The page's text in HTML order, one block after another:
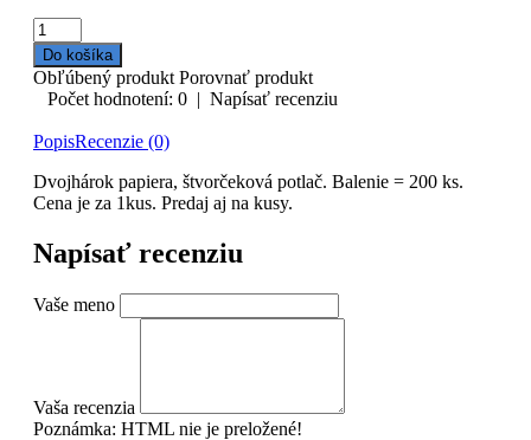
Obľúbený produkt Porovnať produkt
Počet hodnotení: 0 | Napísať recenziu
PopisRecenzie (0)
Dvojhárok papiera, štvorčeková potlač. Balenie = 200 ks.
Cena je za 1kus. Predaj aj na kusy.
Napísať recenziu
Vaše meno
Vaša recenzia
Poznámka: HTML nie je preložené!